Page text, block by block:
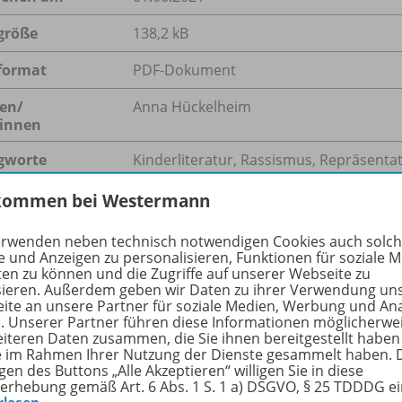
138,2 kB
PDF-Dokument
Anna Hückelheim
Kinderliteratur, Rassismus,
die aktuelle Kinderliteratur in Deutschland die immer
das Kinder­literaturprojekt DRIN des Goethe-Instituts
des Vorhabens. Im Interview erklärt sie, warum
Vielfalt abbilden, und worauf Lehrpersonen
bei Westermann
neben technisch notwendigen Cookies auch
und Anzeigen zu personalisieren, Funktionen für soziale
zu können und die Zugriffe auf unserer Webseite zu
Außerdem geben wir Daten zu ihrer Verwendung
an unsere Partner für soziale Medien, Werbung und
Unserer Partner führen diese Informationen
Daten zusammen, die Sie ihnen bereitgestellt
im Rahmen Ihrer Nutzung der Dienste gesammelt haben.
des Buttons „Alle Akzeptieren“ willigen Sie in diese
gemäß Art. 6 Abs. 1 S. 1 a) DSGVO, § 25 TDDDG